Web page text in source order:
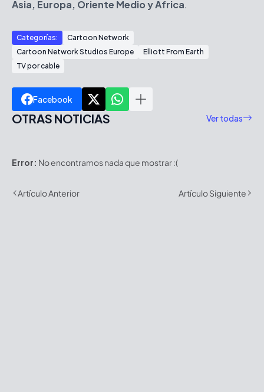
Asia, Europa, Oriente Medio y África.
Categorías:
Cartoon Network
Cartoon Network Studios Europe
Elliott From Earth
TV por cable
Facebook
OTRAS NOTICIAS Ver todas
Error: No encontramos nada que mostrar :(
Artículo Anterior Artículo Siguiente